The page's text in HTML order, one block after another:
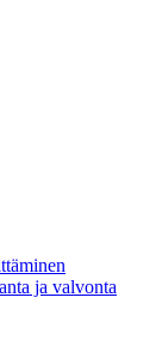
ja valvonta